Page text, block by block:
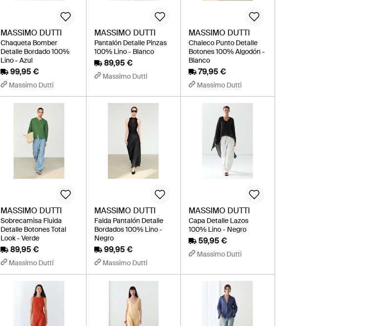
MASSIMO DUTTI
Chaqueta Bomber
Detalle Bordado 100%
Lino - Azul
99,95 €
Massimo Dutti
MASSIMO DUTTI
Pantalón Detalle Pinzas
100% Lino - Blanco
89,95 €
Massimo Dutti
MASSIMO DUTTI
Chaleco Punto Detalle
Botones 100% Algodón -
Blanco
79,95 €
Massimo Dutti
MASSIMO DUTTI
Sobrecamisa Fluida
Detalle Botones Total
Look - Verde
89,95 €
Massimo Dutti
MASSIMO DUTTI
Falda Pantalón Detalle
Bordados 100% Lino -
Negro
99,95 €
Massimo Dutti
MASSIMO DUTTI
Capa Detalle Lazos
100% Lino - Negro
59,95 €
Massimo Dutti